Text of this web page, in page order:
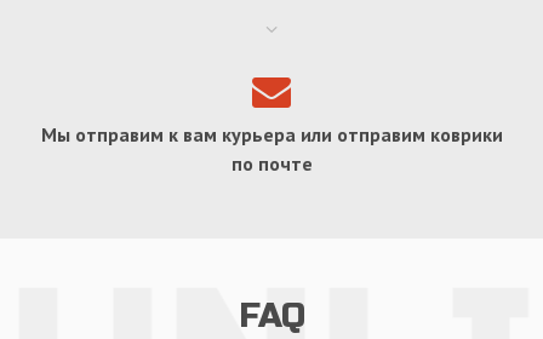
Мы отправим к вам курьера или отправим коврики
по почте
FAQ